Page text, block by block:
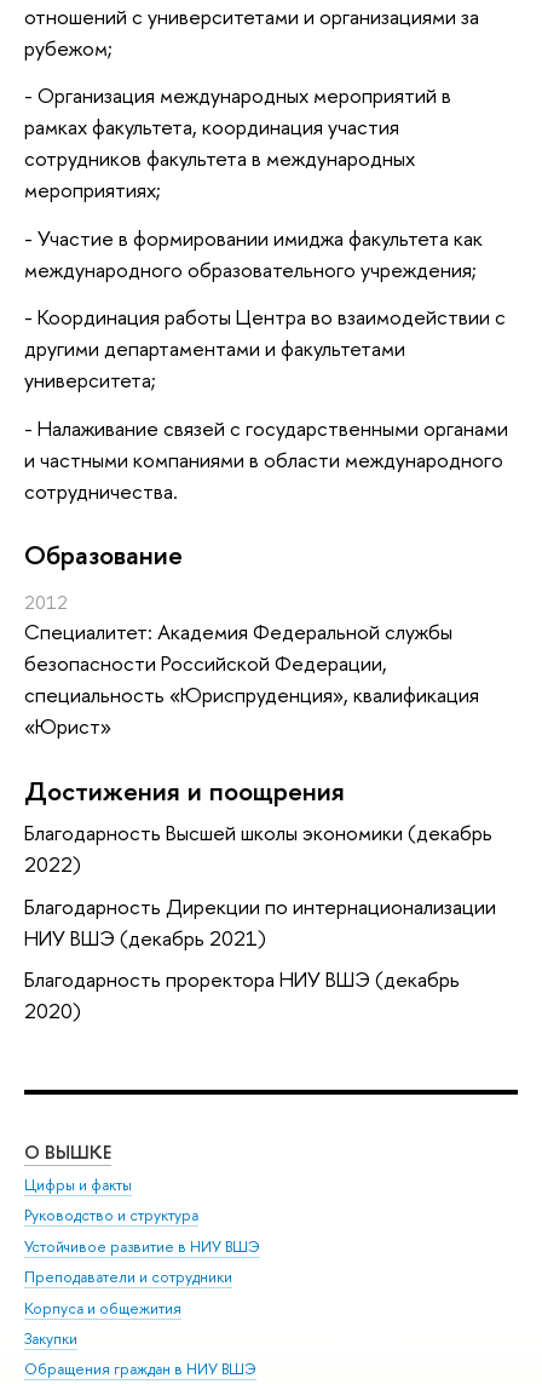
отношений с университетами и организациями за
рубежом;
- Организация международных мероприятий в
рамках факультета, координация участия
сотрудников факультета в международных
мероприятиях;
- Участие в формировании имиджа факультета как
международного образовательного учреждения;
- Координация работы Центра во взаимодействии с
другими департаментами и факультетами
университета;
- Налаживание связей с государственными органами
и частными компаниями в области международного
сотрудничества.
Oбразование
2012
Специалитет: Академия Федеральной службы
безопасности Российской Федерации,
специальность «Юриспруденция», квалификация
«Юрист»
Достижения и поощрения
Благодарность Высшей школы экономики (декабрь
2022)
Благодарность Дирекции по интернационализации
НИУ ВШЭ (декабрь 2021)
Благодарность проректора НИУ ВШЭ (декабрь
2020)
О ВЫШКЕ
Цифры и факты
Руководство и структура
Устойчивое развитие в НИУ ВШЭ
Преподаватели и сотрудники
Корпуса и общежития
Закупки
Обращения граждан в НИУ ВШЭ